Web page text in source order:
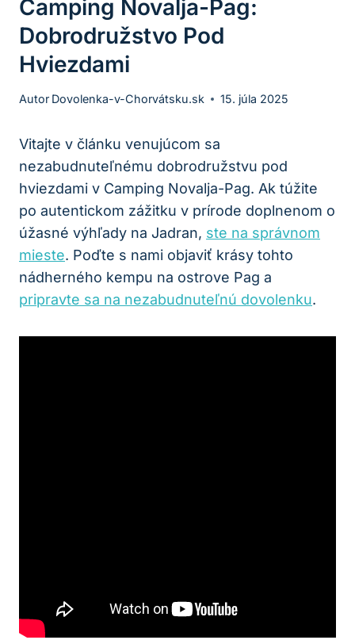
Camping Novalja-Pag:
Dobrodružstvo Pod
Hviezdami
Autor Dovolenka-v-Chorvátsku.sk 15. júla 2025
Vitajte v článku venujúcom sa
nezabudnuteľnému dobrodružstvu pod
hviezdami v Camping Novalja-Pag. Ak túžite
po autentickom zážitku v prírode doplnenom o
úžasné výhľady na Jadran, ste na správnom
mieste. Poďte s nami objaviť krásy tohto
nádherného kempu na ostrove Pag a
pripravte sa na nezabudnuteľnú dovolenku.